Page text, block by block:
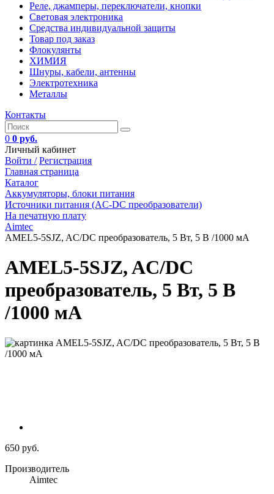
Реле, джамперы, переключатели, кнопки
Световая электроника
Средства индивидуальной защиты
Товар под заказ
Флокулянты
ХИМИЯ
Шнуры, кабели, антенны
Электротехника
Металлы
Контакты
0 0 руб.
Личный кабинет
Войти / Регистрация
Главная страница
Каталог
Аккумуляторы, блоки питания
Источники питания (AC-DC преобразователи)
На печатную плату
Aimtec
AMEL5-5SJZ, AC/DC преобразователь, 5 Вт, 5 В /1000 мА
AMEL5-5SJZ, AC/DC
преобразователь, 5 Вт, 5 В
/1000 мА
650 руб.
Производитель
Aimtec